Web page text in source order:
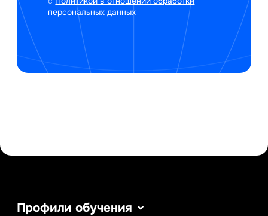
персональных данных
Профили обучения